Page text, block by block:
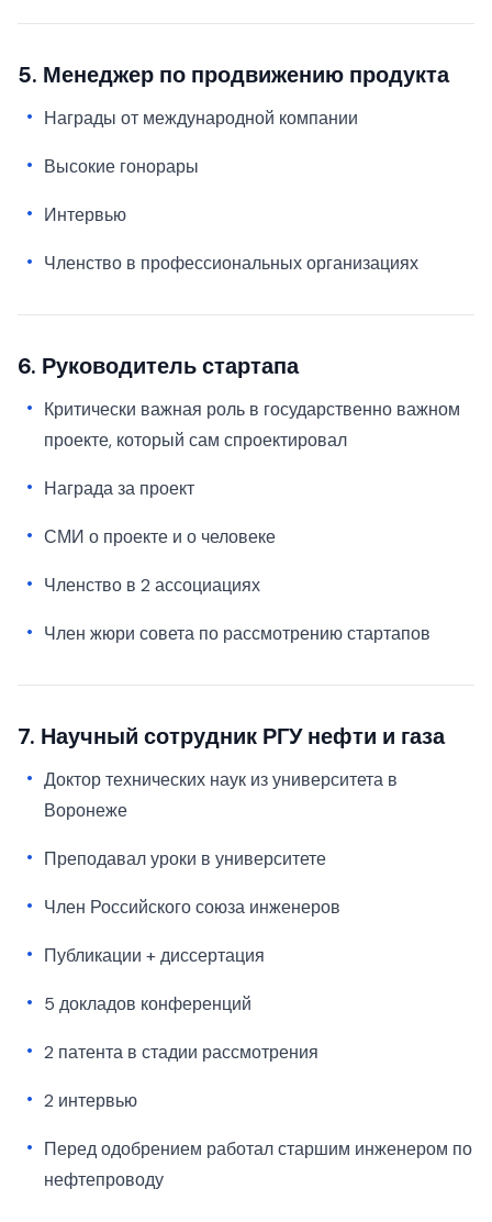
5. Менеджер по продвижению продукта
Награды от международной компании
Высокие гонорары
Интервью
Членство в профессиональных организациях
6. Руководитель стартапа
Критически важная роль в государственно важном
проекте, который сам спроектировал
Награда за проект
СМИ о проекте и о человеке
Членство в 2 ассоциациях
Член жюри совета по рассмотрению стартапов
7. Научный сотрудник РГУ нефти и газа
Доктор технических наук из университета в
Воронеже
Преподавал уроки в университете
Член Российского союза инженеров
Публикации + диссертация
5 докладов конференций
2 патента в стадии рассмотрения
2 интервью
Перед одобрением работал старшим инженером по
нефтепроводу